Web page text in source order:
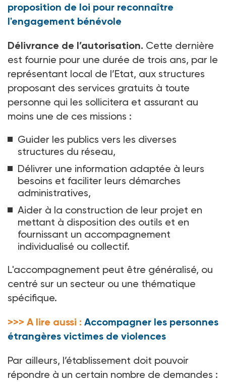
proposition de loi pour reconnaître
l'engagement bénévole
Délivrance de l’autorisation. Cette dernière
est fournie pour une durée de trois ans, par le
représentant local de l’Etat, aux structures
proposant des services gratuits à toute
personne qui les sollicitera et assurant au
moins une de ces missions :
Guider les publics vers les diverses
structures du réseau,
Délivrer une information adaptée à leurs
besoins et faciliter leurs démarches
administratives,
Aider à la construction de leur projet en
mettant à disposition des outils et en
fournissant un accompagnement
individualisé ou collectif.
L'accompagnement peut être généralisé, ou
centré sur un secteur ou une thématique
spécifique.
>>> A lire aussi : Accompagner les personnes
étrangères victimes de violences
Par ailleurs, l’établissement doit pouvoir
répondre à un certain nombre de demandes :